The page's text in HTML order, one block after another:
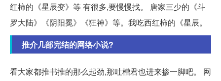
红柿的《星辰变》等 有很多,要慢慢找。 唐家三少的《斗
罗大陆》《阴阳冕》《狂神》等。我吃西红柿的《星辰。
推介几部完结的网络小说?
看大家都推书推的那么起劲,那吐槽君也进来掺一脚吧。 网